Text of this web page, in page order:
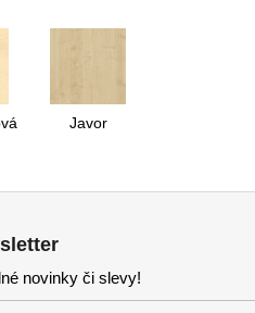
Javor
novinky či slevy!